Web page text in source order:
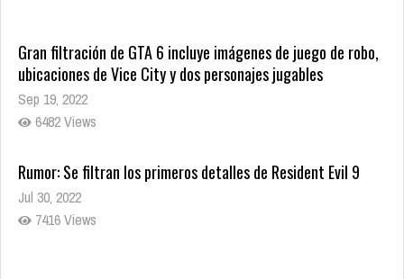
Gran filtración de GTA 6 incluye imágenes de juego de robo,
ubicaciones de Vice City y dos personajes jugables
Sep 19, 2022
6482 Views
Rumor: Se filtran los primeros detalles de Resident Evil 9
Jul 30, 2022
7416 Views